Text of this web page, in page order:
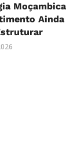
Ainda